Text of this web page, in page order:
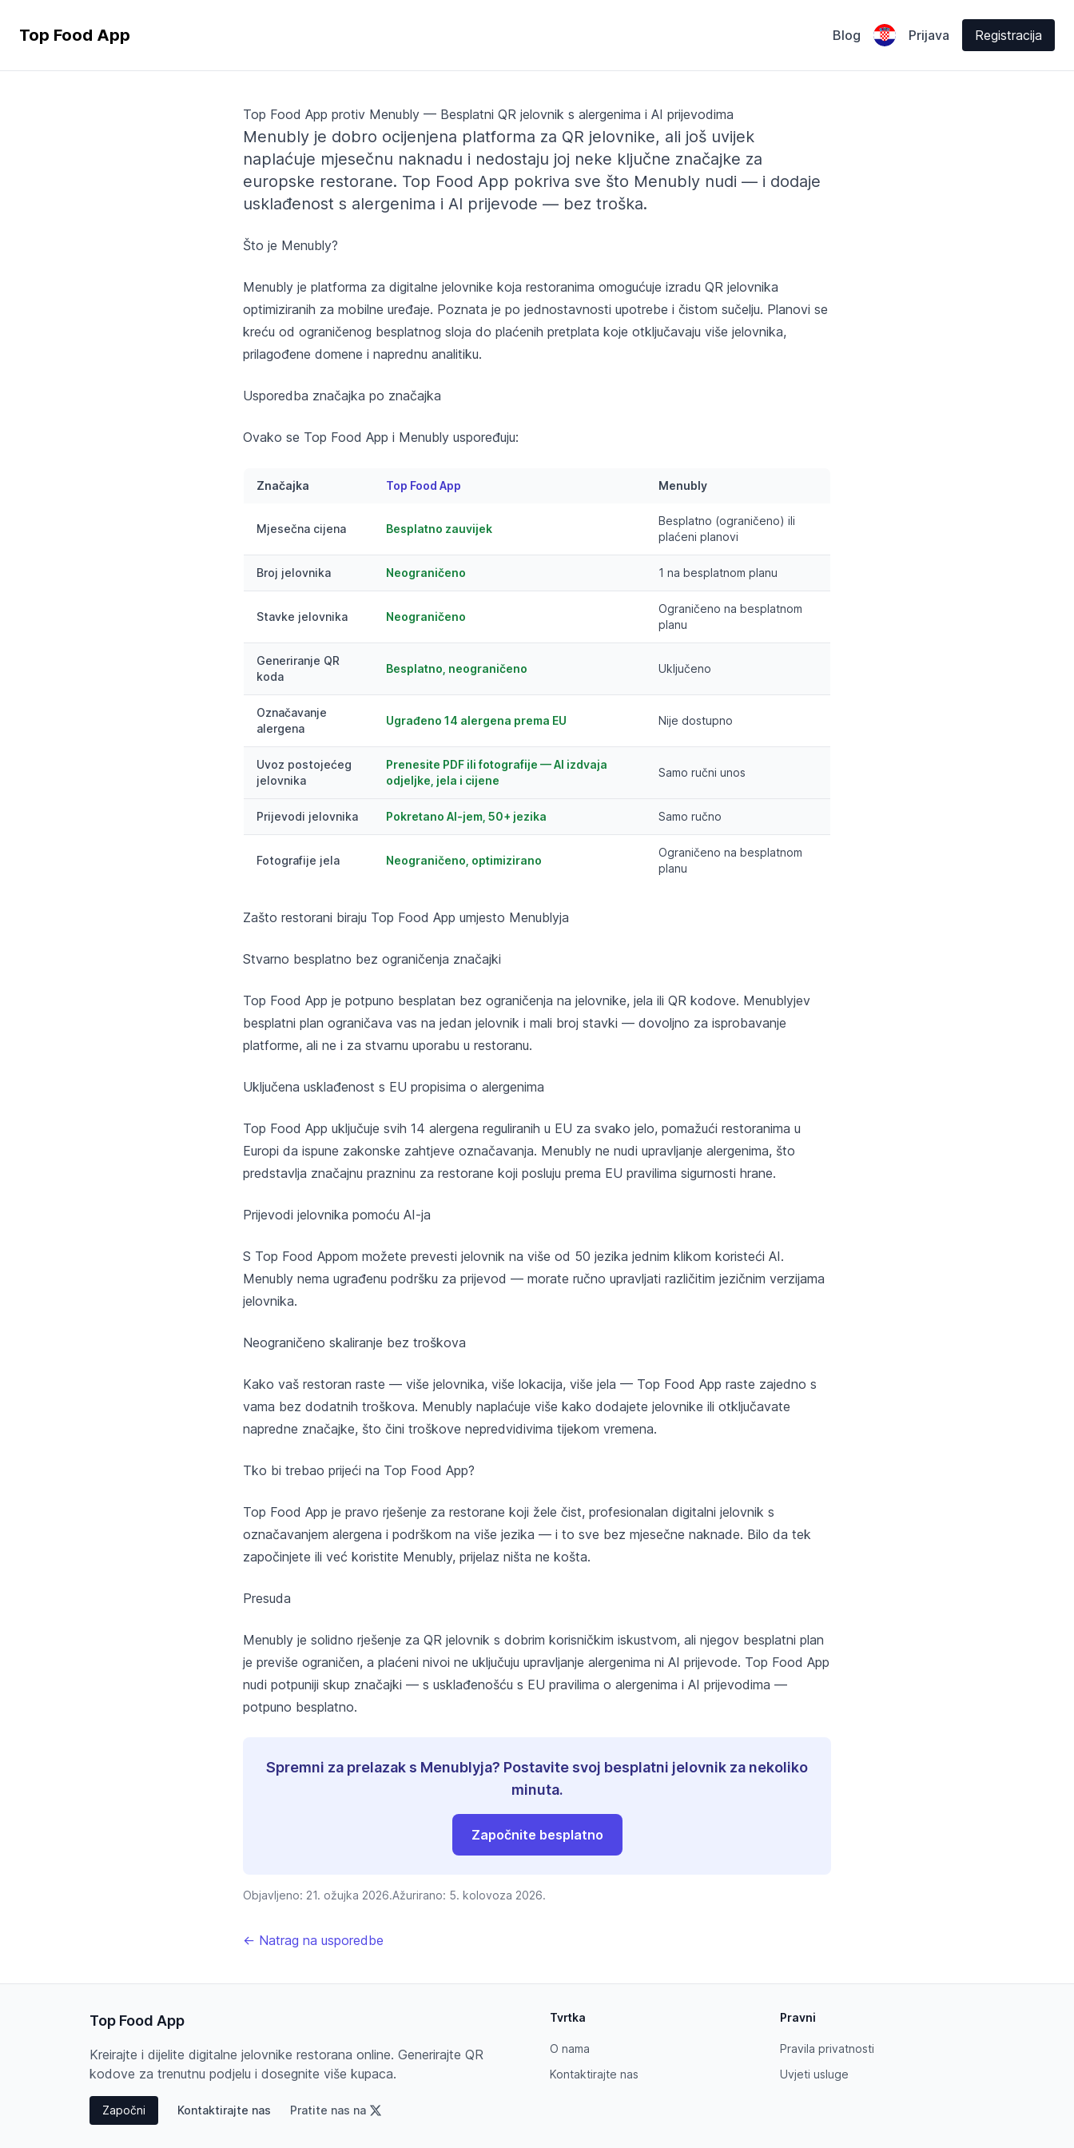
Top Food App Blog Prijava Registracija
Top Food App protiv Menubly — Besplatni QR jelovnik s alergenima i AI prijevodima
Menubly je dobro ocijenjena platforma za QR jelovnike, ali još uvijek
naplaćuje mjesečnu naknadu i nedostaju joj neke ključne značajke za
europske restorane. Top Food App pokriva sve što Menubly nudi — i dodaje
usklađenost s alergenima i AI prijevode — bez troška.
Što je Menubly?
Menubly je platforma za digitalne jelovnike koja restoranima omogućuje izradu QR jelovnika
optimiziranih za mobilne uređaje. Poznata je po jednostavnosti upotrebe i čistom sučelju. Planovi se
kreću od ograničenog besplatnog sloja do plaćenih pretplata koje otključavaju više jelovnika,
prilagođene domene i naprednu analitiku.
Usporedba značajka po značajka
Ovako se Top Food App i Menubly uspoređuju:
Značajka Top Food App Menubly
Mjesečna cijena Besplatno zauvijek
Besplatno (ograničeno) ili
plaćeni planovi
Broj jelovnika Neograničeno 1 na besplatnom planu
Stavke jelovnika Neograničeno
Ograničeno na besplatnom
planu
Generiranje QR
koda
Besplatno, neograničeno Uključeno
Označavanje
alergena
Ugrađeno 14 alergena prema EU Nije dostupno
Uvoz postojećeg
jelovnika
Prenesite PDF ili fotografije — AI izdvaja
odjeljke, jela i cijene
Samo ručni unos
Prijevodi jelovnika Pokretano AI-jem, 50+ jezika Samo ručno
Fotografije jela Neograničeno, optimizirano
Ograničeno na besplatnom
planu
Zašto restorani biraju Top Food App umjesto Menublyja
Stvarno besplatno bez ograničenja značajki
Top Food App je potpuno besplatan bez ograničenja na jelovnike, jela ili QR kodove. Menublyjev
besplatni plan ograničava vas na jedan jelovnik i mali broj stavki — dovoljno za isprobavanje
platforme, ali ne i za stvarnu uporabu u restoranu.
Uključena usklađenost s EU propisima o alergenima
Top Food App uključuje svih 14 alergena reguliranih u EU za svako jelo, pomažući restoranima u
Europi da ispune zakonske zahtjeve označavanja. Menubly ne nudi upravljanje alergenima, što
predstavlja značajnu prazninu za restorane koji posluju prema EU pravilima sigurnosti hrane.
Prijevodi jelovnika pomoću AI-ja
S Top Food Appom možete prevesti jelovnik na više od 50 jezika jednim klikom koristeći AI.
Menubly nema ugrađenu podršku za prijevod — morate ručno upravljati različitim jezičnim verzijama
jelovnika.
Neograničeno skaliranje bez troškova
Kako vaš restoran raste — više jelovnika, više lokacija, više jela — Top Food App raste zajedno s
vama bez dodatnih troškova. Menubly naplaćuje više kako dodajete jelovnike ili otključavate
napredne značajke, što čini troškove nepredvidivima tijekom vremena.
Tko bi trebao prijeći na Top Food App?
Top Food App je pravo rješenje za restorane koji žele čist, profesionalan digitalni jelovnik s
označavanjem alergena i podrškom na više jezika — i to sve bez mjesečne naknade. Bilo da tek
započinjete ili već koristite Menubly, prijelaz ništa ne košta.
Presuda
Menubly je solidno rješenje za QR jelovnik s dobrim korisničkim iskustvom, ali njegov besplatni plan
je previše ograničen, a plaćeni nivoi ne uključuju upravljanje alergenima ni AI prijevode. Top Food App
nudi potpuniji skup značajki — s usklađenošću s EU pravilima o alergenima i AI prijevodima —
potpuno besplatno.
Spremni za prelazak s Menublyja? Postavite svoj besplatni jelovnik za nekoliko
minuta.
Započnite besplatno
Objavljeno: 21. ožujka 2026.Ažurirano: 5. kolovoza 2026.
← Natrag na usporedbe
Top Food App
Kreirajte i dijelite digitalne jelovnike restorana online. Generirajte QR
kodove za trenutnu podjelu i dosegnite više kupaca.
Započni Kontaktirajte nas Pratite nas na
Tvrtka
O nama
Kontaktirajte nas
Pravni
Pravila privatnosti
Uvjeti usluge